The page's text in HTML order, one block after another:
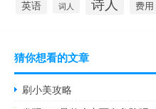
英语 词人 费用
猜你想看的文章
刷小美攻略